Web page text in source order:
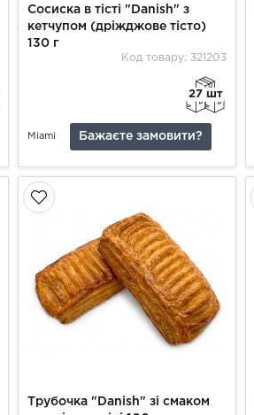
Сосиска в тісті "Danish" з
кетчупом (дріжджове тісто)
130 г
Код товару: 321203
27 шт
Miami Бажаєте замовити?
Трубочка "Danish" зі смаком